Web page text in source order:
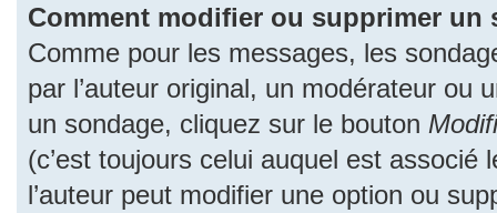
Comment modifier ou supprimer un
Comme pour les messages, les
par l’auteur original, un modérateur ou
un sondage, cliquez sur le bouton
(c’est toujours celui auquel est associé
l’auteur peut modifier une option ou